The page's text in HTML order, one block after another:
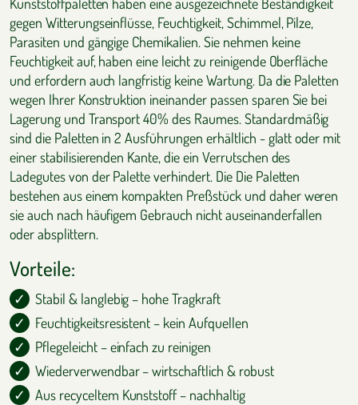
gegen Witterungseinflüsse, Feuchtigkeit, Schimmel, Pilze,
Parasiten und gängige Chemikalien. Sie nehmen keine
Feuchtigkeit auf, haben eine leicht zu reinigende Oberfläche
und erfordern auch langfristig keine Wartung. Da die Paletten
wegen Ihrer Konstruktion ineinander passen sparen Sie bei
Lagerung und Transport 40% des Raumes. Standardmäßig
sind die Paletten in 2 Ausführungen erhältlich - glatt oder mit
einer stabilisierenden Kante, die ein Verrutschen des
Ladegutes von der Palette verhindert. Die Die Paletten
bestehen aus einem kompakten Preßstück und daher weren
sie auch nach häufigem Gebrauch nicht auseinanderfallen
oder absplittern.
Vorteile:
Stabil & langlebig – hohe Tragkraft
Feuchtigkeitsresistent – kein Aufquellen
Pflegeleicht – einfach zu reinigen
Wiederverwendbar – wirtschaftlich & robust
Aus recyceltem Kunststoff – nachhaltig